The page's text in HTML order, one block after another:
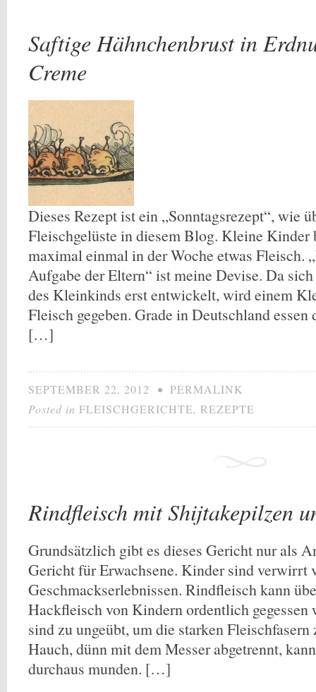
Saftige Hähnchenbrust in
Creme
Dieses Rezept ist ein „Sonntagsrezept“, wie
Fleischgelüste in diesem Blog. Kleine Kinder
maximal einmal in der Woche etwas Fleisch.
Aufgabe der Eltern“ ist meine Devise. Da
des Kleinkinds erst entwickelt, wird einem
Fleisch gegeben. Grade in Deutschland essen
[…]
SEPTEMBER 22, 2012 • PERMALINK
Posted in FLEISCHGERICHTE, REZEPTE
Rindfleisch mit Shijtakepilzen
Grundsätzlich gibt es dieses Gericht nur als
Gericht für Erwachsene. Kinder sind verwirrt
Geschmackserlebnissen. Rindfleisch kann
Hackfleisch von Kindern ordentlich gegessen
sind zu ungeübt, um die starken
Hauch, dünn mit dem Messer abgetrennt,
durchaus munden. […]